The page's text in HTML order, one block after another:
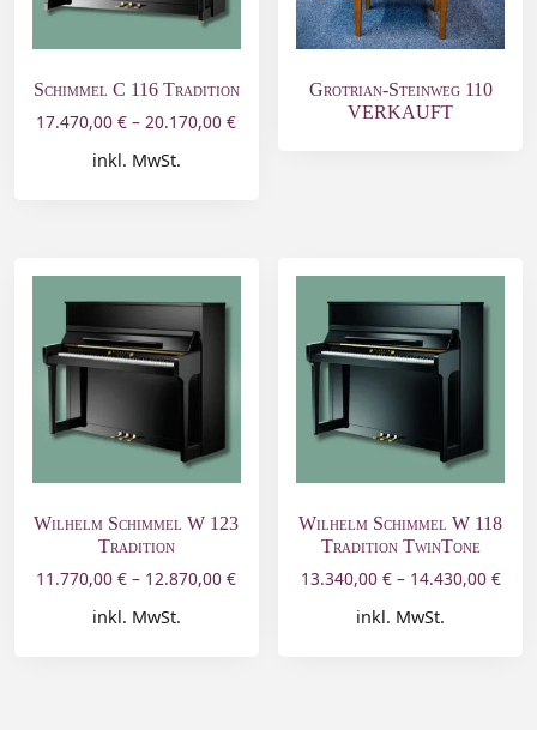
Schimmel C 116 Tradition
17.470,00€ – 20.170,00€
inkl. MwSt.
Grotrian-Steinweg 110
VERKAUFT
Wilhelm Schimmel W 123
Tradition
11.770,00€ – 12.870,00€
inkl. MwSt.
Wilhelm Schimmel W 118
Tradition TwinTone
13.340,00 €– 14.430,00 €
inkl. MwSt.